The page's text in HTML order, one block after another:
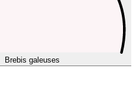
Brebis galeuses